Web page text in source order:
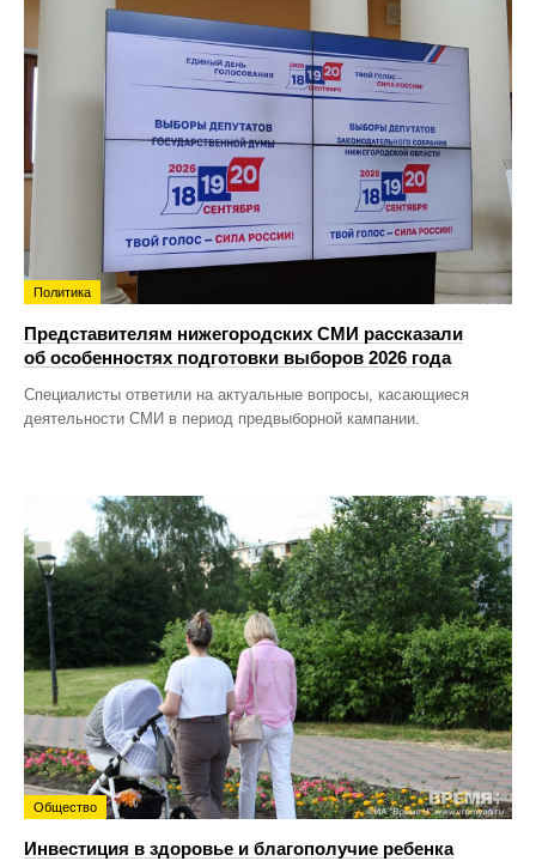
Политика
Представителям нижегородских СМИ рассказали
об особенностях подготовки выборов 2026 года
Специалисты ответили на актуальные вопросы, касающиеся
деятельности СМИ в период предвыборной кампании.
Общество
Инвестиция в здоровье и благополучие ребенка